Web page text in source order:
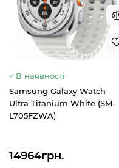
В наявності
Samsung Galaxy Watch
Ultra Titanium White (SM-
L705FZWA)
14964грн.